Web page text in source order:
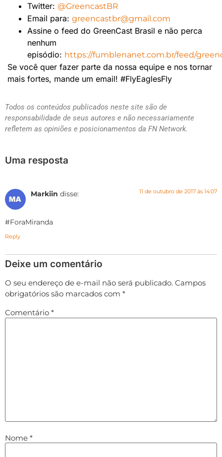
Twitter: @GreencastBR
Email para: greencastbr@gmail.com
Assine o feed do GreenCast Brasil e não perca
nenhum
episódio: https://fumblenanet.com.br/feed/
Se você quer fazer parte da nossa equipe e nos tornar
mais fortes, mande​​ um email! #FlyEaglesFly
Todos os conteúdos publicados neste site são de
responsabilidade de seus autores e não necessariamente
refletem as opiniões e posicionamentos da FN Network.
Uma resposta
Markiin disse: 11 de outubro de 2017 às 14:07
#ForaMiranda
Reply
Deixe um comentário
O seu endereço de e-mail não será publicado. Campos
obrigatórios são marcados com *
Comentário *
Nome *